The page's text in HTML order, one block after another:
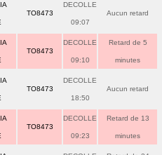
TO8473
DECOLLE
09:07
Aucun retard
TO8473
DECOLLE
09:10
Retard de 5
minutes
TO8473
DECOLLE
18:50
Aucun retard
TO8473
DECOLLE
09:23
Retard de 13
minutes